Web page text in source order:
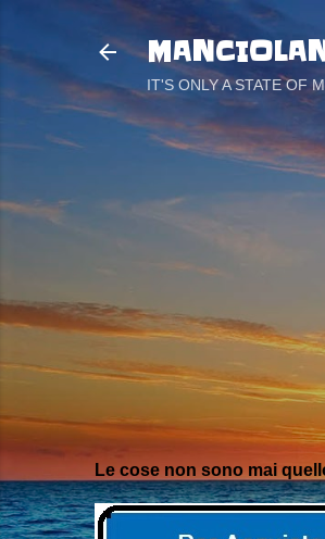
IT'S ONLY A STATE OF
Le cose non sono mai